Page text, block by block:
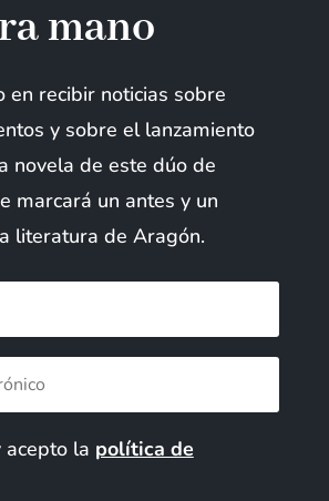
mano
en recibir noticias sobre
y sobre el lanzamiento
novela de este dúo de
marcará un antes y un
literatura de Aragón.
la política de